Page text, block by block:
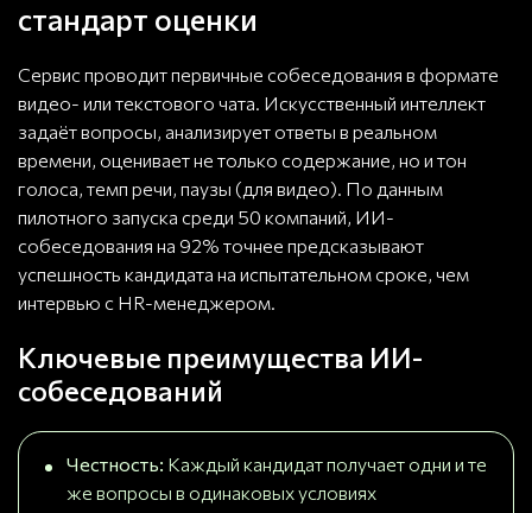
стандарт оценки
Сервис проводит первичные собеседования в формате
видео- или текстового чата. Искусственный интеллект
задаёт вопросы, анализирует ответы в реальном
времени, оценивает не только содержание, но и тон
голоса, темп речи, паузы (для видео). По данным
пилотного запуска среди 50 компаний, ИИ-
собеседования на 92% точнее предсказывают
успешность кандидата на испытательном сроке, чем
интервью с HR-менеджером.
Ключевые преимущества ИИ-
собеседований
Честность: Каждый кандидат получает одни и те
же вопросы в одинаковых условиях